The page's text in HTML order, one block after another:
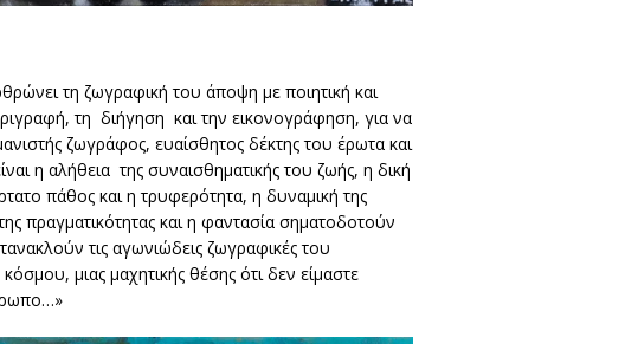
τη ζωγραφική του άποψη με ποιητική και
τη διήγηση και την εικονογράφηση, για να
ζωγράφος, ευαίσθητος δέκτης του έρωτα και
η αλήθεια της συναισθηματικής του ζωής, η δική
πάθος και η τρυφερότητα, η δυναμική της
πραγματικότητας και η φαντασία σηματοδοτούν
τις αγωνιώδεις ζωγραφικές του
μιας μαχητικής θέσης ότι δεν είμαστε